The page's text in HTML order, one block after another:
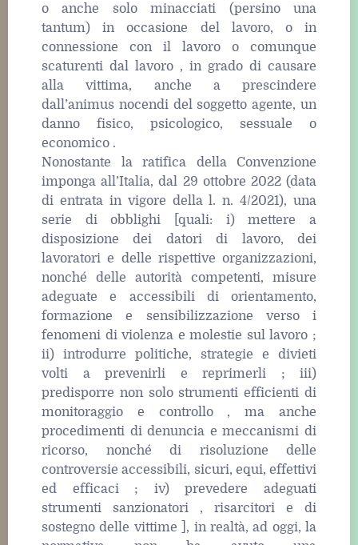
o anche solo minacciati (persino una
tantum) in occasione del lavoro, o in
connessione con il lavoro o comunque
scaturenti dal lavoro , in grado di causare
alla vittima, anche a prescindere
dall’animus nocendi del soggetto agente, un
danno fisico, psicologico, sessuale o
economico .
Nonostante la ratifica della Convenzione
imponga all’Italia, dal 29 ottobre 2022 (data
di entrata in vigore della l. n. 4/2021), una
serie di obblighi [quali: i) mettere a
disposizione dei datori di lavoro, dei
lavoratori e delle rispettive organizzazioni,
nonché delle autorità competenti, misure
adeguate e accessibili di orientamento,
formazione e sensibilizzazione verso i
fenomeni di violenza e molestie sul lavoro ;
ii) introdurre politiche, strategie e divieti
volti a prevenirli e reprimerli ; iii)
predisporre non solo strumenti efficienti di
monitoraggio e controllo , ma anche
procedimenti di denuncia e meccanismi di
ricorso, nonché di risoluzione delle
controversie accessibili, sicuri, equi, effettivi
ed efficaci ; iv) prevedere adeguati
strumenti sanzionatori , risarcitori e di
sostegno delle vittime ], in realtà, ad oggi, la